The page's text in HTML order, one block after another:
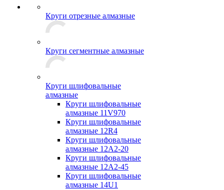
Круги отрезные алмазные
Круги сегментные алмазные
Круги шлифовальные
алмазные
Круги шлифовальные
алмазные 11V970
Круги шлифовальные
алмазные 12R4
Круги шлифовальные
алмазные 12А2-20
Круги шлифовальные
алмазные 12А2-45
Круги шлифовальные
алмазные 14U1